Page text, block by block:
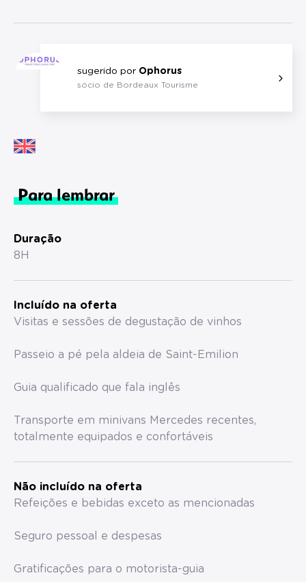
sugerido por Ophorus
sócio de Bordeaux Tourisme
Para lembrar
Duração
8H
Incluído na oferta
Visitas e sessões de degustação de vinhos
Passeio a pé pela aldeia de Saint-Emilion
Guia qualificado que fala inglês
Transporte em minivans Mercedes recentes,
totalmente equipados e confortáveis
Não incluído na oferta
Refeições e bebidas exceto as mencionadas
Seguro pessoal e despesas
Gratificações para o motorista-guia